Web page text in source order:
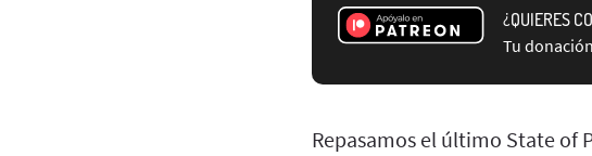
¿QUIERES
Tu
Repasamos el último State of